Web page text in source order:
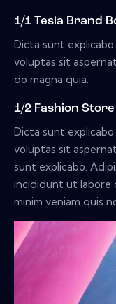
1/1 Tesla Brand
Dicta sunt
voluptas sit
do magna quia.
1/2 Fashion Store
Dicta sunt
voluptas sit
sunt explicabo.
incididunt ut labore
minim veniam quis